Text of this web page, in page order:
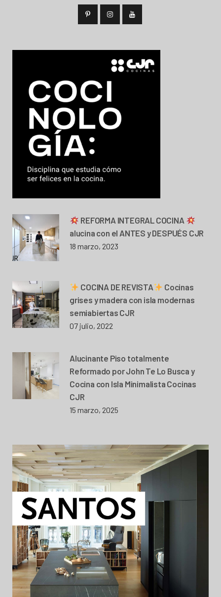
REFORMA INTEGRAL COCINA
alucina con el ANTES y DESPUÉS CJR
18 marzo, 2023
COCINA DE REVISTA
Cocinas
grises y madera con isla modernas
semiabiertas CJR
07 julio, 2022
Alucinante Piso totalmente
Reformado por John Te Lo Busca y
Cocina con Isla Minimalista Cocinas
CJR
15 marzo, 2025